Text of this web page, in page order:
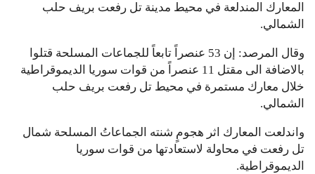
المعارك المندلعة في محيط مدينة تل رفعت بريف حلب
الشمالي.
وقال المرصد: إن 53 عنصراً تابعاً للجماعات المسلحة قتلوا
بالاضافة الى مقتل 11 عنصراً من قوات سوريا الديموقراطية
خلال معارك مستمرة في محيط تل رفعت بريف حلب
الشمالي.
واندلعت المعارك اثر هجومٍ شنته الجماعاتُ المسلحة شمال
تل رفعت في محاولة لاستعادتها من قوات سوريا
الديموقراطية.